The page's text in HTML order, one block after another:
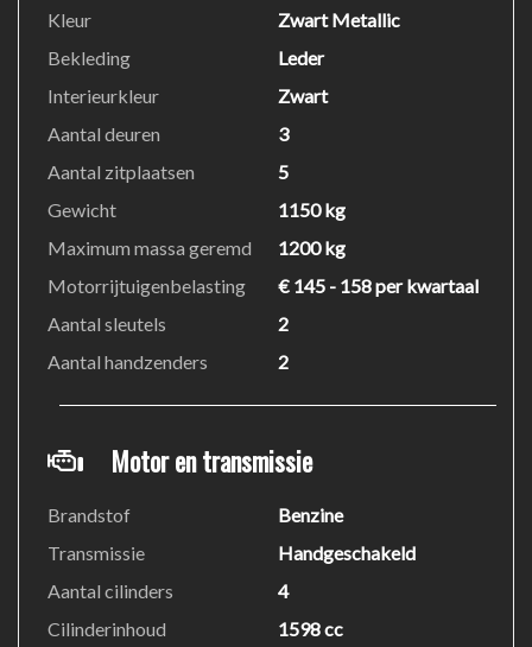
is deze auto ook nog eens voorzien van cruise control,
automatisch dimmende binnenspiegel, lederen stuur,
centrale deurvergrendeling met afstandsbediening,
boordcomputer en lederen versnellingspook.
We laten u deze auto graag helemaal zien. Belt u ons
Kleur
Zwart Metallic
Bekleding
Leder
Interieurkleur
Zwart
Aantal deuren
3
Aantal zitplaatsen
5
Gewicht
1150 kg
Maximum massa geremd
1200 kg
Motorrijtuigenbelasting
€ 145 - 158 per kwartaal
Aantal sleutels
2
Aantal handzenders
2
Motor en transmissie
Brandstof
Benzine
Transmissie
Handgeschakeld
Aantal cilinders
4
Cilinderinhoud
1598 cc